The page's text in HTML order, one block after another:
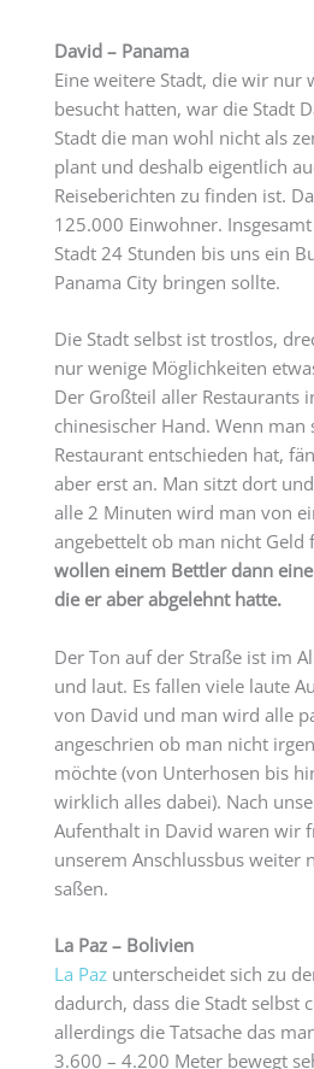
David – Panama
Eine weitere Stadt, die wir nur
besucht hatten, war die Stadt
Stadt die man wohl nicht als
plant und deshalb eigentlich
Reiseberichten zu finden ist.
125.000 Einwohner.
Stadt 24 Stunden bis uns ein
Panama City bringen sollte.
Die Stadt selbst ist trostlos,
nur wenige Möglichkeiten
Der Großteil aller Restaurants
chinesischer Hand. Wenn man
Restaurant entschieden hat,
aber erst an. Man sitzt dort
alle 2 Minuten wird man von
angebettelt ob man nicht Geld
wollen einem Bettler dann
die er aber abgelehnt hatte.
Der Ton auf der Straße ist im
und laut. Es fallen viele laute
von David und man wird alle
angeschrien ob man nicht
möchte (von Unterhosen bis
wirklich alles dabei). Nach
Aufenthalt in David waren wir
unserem Anschlussbus weiter
saßen.
La Paz – Bolivien
La Paz unterscheidet sich zu
dadurch, dass die Stadt selbst
allerdings die Tatsache das
3.600 – 4.200 Meter bewegt